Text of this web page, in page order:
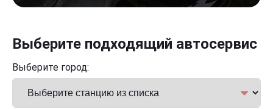
Выберите подходящий автосервис
Выберите город: